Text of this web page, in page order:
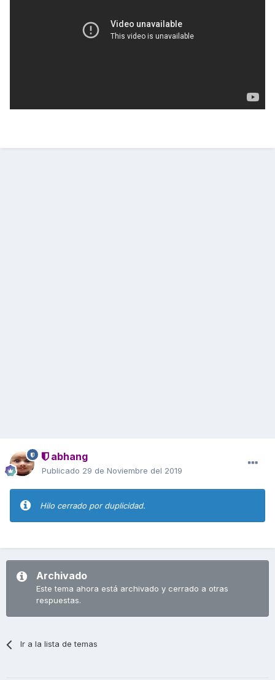
abhang
Publicado 29 de Noviembre del 2019
Hilo cerrado por duplicidad.
Archivado
Este tema ahora está archivado y cerrado a otras
respuestas.
Ir a la lista de temas